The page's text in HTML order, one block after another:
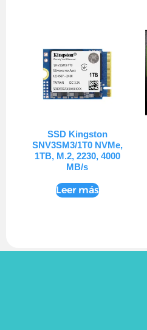
SSD Kingston
SNV3SM3/1T0 NVMe,
1TB, M.2, 2230, 4000
MB/s
Leer más